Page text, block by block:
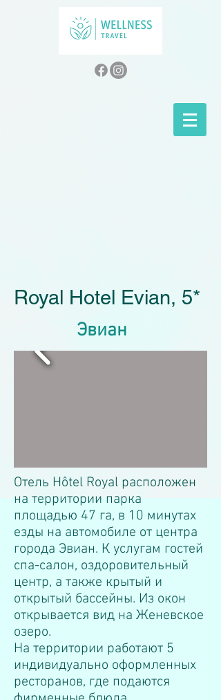
Royal Hotel Evian, 5*
Эвиан
Отель Hôtel Royal расположен
на территории парка
площадью 47 га, в 10 минутах
езды на автомобиле от центра
города Эвиан. К услугам гостей
спа-салон, оздоровительный
центр, а также крытый и
открытый бассейны. Из окон
открывается вид на Женевское
озеро.
На территории работают 5
индивидуально оформленных
ресторанов, где подаются